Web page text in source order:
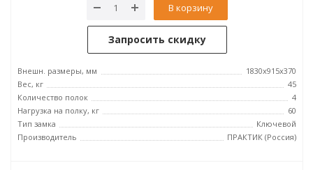
В корзину
Запросить скидку
Внешн. размеры, мм
1830x915x370
Вес, кг
45
Количество полок
4
Нагрузка на полку, кг
60
Тип замка
Ключевой
Производитель
ПРАКТИК (Россия)